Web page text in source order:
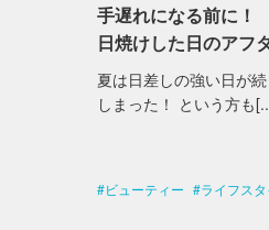
手遅れになる前に！
日焼けした日のアフ
夏は日差しの強い日が
しまった！ という方も
ビューティー ライフス